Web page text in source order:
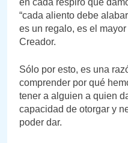
en cada respiro que
“cada aliento debe
es un regalo, es el
Creador.
Sólo por esto, es una
comprender por qué
tener a alguien a quien
capacidad de otorgar y
poder dar.